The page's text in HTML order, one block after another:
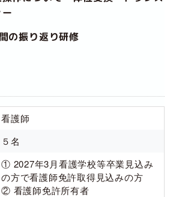
の振り返り研修
看護師
５名
① 2027年3月看護学校等卒業見込み
の方で看護師免許取得見込みの方
② 看護師免許所有者